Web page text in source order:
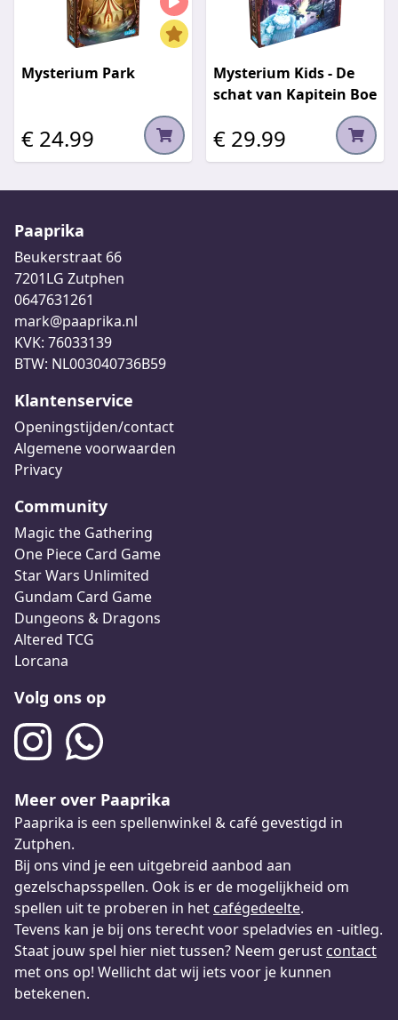
Mysterium Park
€ 24.99
Mysterium Kids - De
schat van Kapitein Boe
€ 29.99
Paaprika
Beukerstraat 66
7201LG Zutphen
0647631261
mark@paaprika.nl
KVK: 76033139
BTW: NL003040736B59
Klantenservice
Openingstijden/contact
Algemene voorwaarden
Privacy
Community
Magic the Gathering
One Piece Card Game
Star Wars Unlimited
Gundam Card Game
Dungeons & Dragons
Altered TCG
Lorcana
Volg ons op
Meer over Paaprika
Paaprika is een spellenwinkel & café gevestigd in
Zutphen.
Bij ons vind je een uitgebreid aanbod aan
gezelschapsspellen. Ook is er de mogelijkheid om
spellen uit te proberen in het cafégedeelte.
Tevens kan je bij ons terecht voor speladvies en -uitleg.
Staat jouw spel hier niet tussen? Neem gerust contact
met ons op! Wellicht dat wij iets voor je kunnen
betekenen.